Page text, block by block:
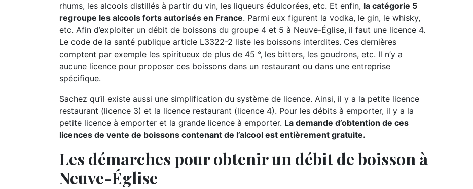
rhums, les alcools distillés à partir du vin, les liqueurs édulcorées, etc. Et enfin, la catégorie 5
regroupe les alcools forts autorisés en France. Parmi eux figurent la vodka, le gin, le whisky,
etc. Afin d’exploiter un débit de boissons du groupe 4 et 5 à Neuve-Église, il faut une licence 4.
Le code de la santé publique article L3322-2 liste les boissons interdites. Ces dernières
comptent par exemple les spiritueux de plus de 45 °, les bitters, les goudrons, etc. Il n’y a
aucune licence pour proposer ces boissons dans un restaurant ou dans une entreprise
spécifique.
Sachez qu’il existe aussi une simplification du système de licence. Ainsi, il y a la petite licence
restaurant (licence 3) et la licence restaurant (licence 4). Pour les débits à emporter, il y a la
petite licence à emporter et la grande licence à emporter. La demande d’obtention de ces
licences de vente de boissons contenant de l’alcool est entièrement gratuite.
Les démarches pour obtenir un débit de boisson à
Neuve-Église